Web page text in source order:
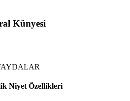
Künyesi
Niyet Özellikleri